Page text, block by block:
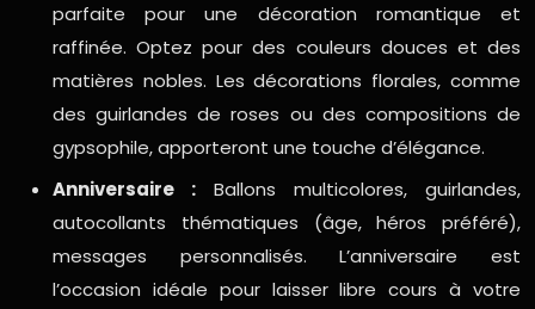
parfaite pour une décoration romantique et
raffinée. Optez pour des couleurs douces et des
matières nobles. Les décorations florales, comme
des guirlandes de roses ou des compositions de
gypsophile, apporteront une touche d’élégance.
Anniversaire : Ballons multicolores, guirlandes,
autocollants thématiques (âge, héros préféré),
messages personnalisés. L’anniversaire est
l’occasion idéale pour laisser libre cours à votre